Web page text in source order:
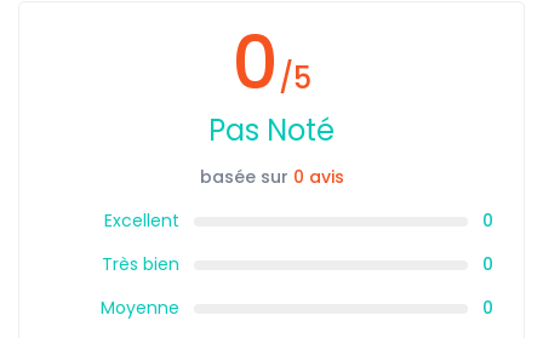
0/5
Pas Noté
basée sur 0 avis
Excellent
0
Très bien
0
Moyenne
0